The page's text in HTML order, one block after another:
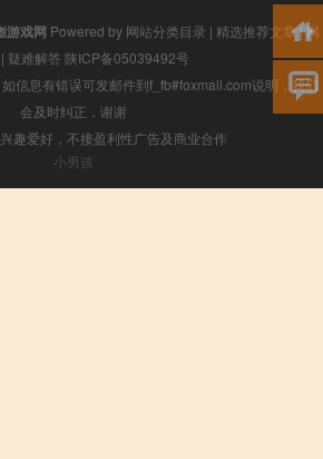
游戏网 Powered by 网站分类目录 | 精选推荐文章|网
| 疑难解答 陕ICP备05039492号
信息有错误可发邮件到f_fb#foxmail.com说明，我们
会及时纠正，谢谢
趣爱好，不接盈利性广告及商业合作
小男孩